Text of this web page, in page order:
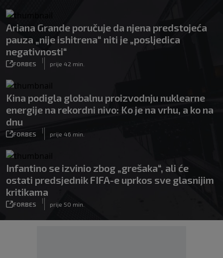
Ariana Grande poručuje da njena predstojeća
pauza „nije ishitrena“ niti je „posljedica
negativnosti“
FORBES
|
prije 42 min.
Kina podigla globalnu proizvodnju nuklearne
energije na rekordni nivo: Ko je na vrhu, a ko na
dnu
FORBES
|
prije 46 min.
Infantino se izvinio zbog „grešaka“, ali će
ostati predsjednik FIFA-e uprkos sve glasnijim
kritikama
FORBES
|
prije 50 min.